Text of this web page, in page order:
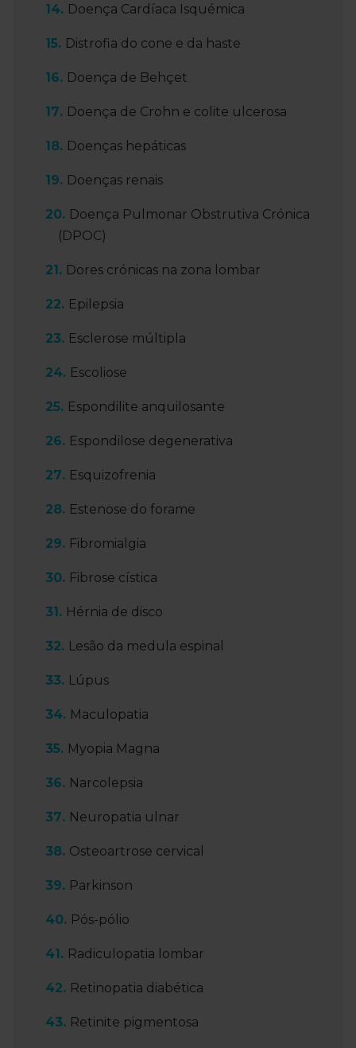
Doença Cardíaca Isquémica
Distrofia do cone e da haste
Doença de Behçet
Doença de Crohn e colite ulcerosa
Doenças hepáticas
Doenças renais
Doença Pulmonar Obstrutiva Crónica
(DPOC)
Dores crónicas na zona lombar
Epilepsia
Esclerose múltipla
Escoliose
Espondilite anquilosante
Espondilose degenerativa
Esquizofrenia
Estenose do forame
Fibromialgia
Fibrose cística
Hérnia de disco
Lesão da medula espinal
Lúpus
Maculopatia
Myopia Magna
Narcolepsia
Neuropatia ulnar
Osteoartrose cervical
Parkinson
Pós-pólio
Radiculopatia lombar
Retinopatia diabética
Retinite pigmentosa